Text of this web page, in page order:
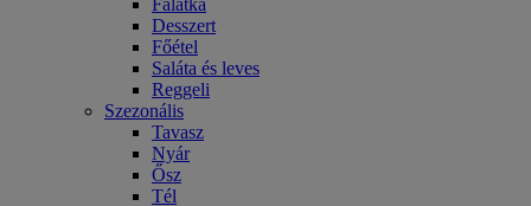
Falatka
Desszert
Főétel
Saláta és leves
Reggeli
Szezonális
Tavasz
Nyár
Ősz
Tél